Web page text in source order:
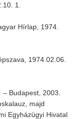
1.
Hírlap, 1974.
1974.02.06.
Budapest, 2003.
majd
Egyházügyi Hivatal